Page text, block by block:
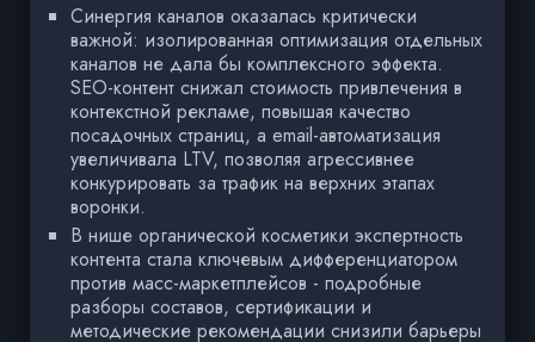
Синергия каналов оказалась критически
важной: изолированная оптимизация отдельных
каналов не дала бы комплексного эффекта.
SEO-контент снижал стоимость привлечения в
контекстной рекламе, повышая качество
посадочных страниц, а email-автоматизация
увеличивала LTV, позволяя агрессивнее
конкурировать за трафик на верхних этапах
воронки.
В нише органической косметики экспертность
контента стала ключевым дифференциатором
против масс-маркетплейсов - подробные
разборы составов, сертификации и
методические рекомендации снизили барьеры